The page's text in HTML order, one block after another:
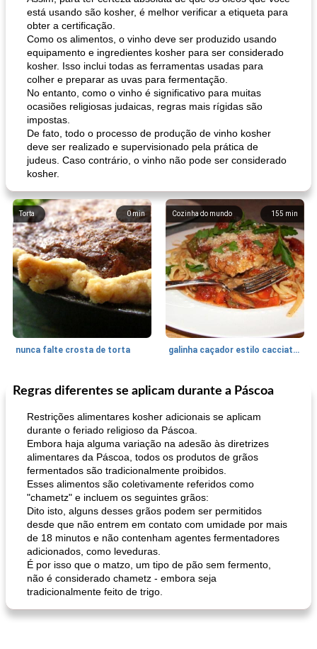
está usando são kosher, é melhor verificar a etiqueta para
obter a certificação.
Como os alimentos, o vinho deve ser produzido usando
equipamento e ingredientes kosher para ser considerado
kosher. Isso inclui todas as ferramentas usadas para
colher e preparar as uvas para fermentação.
No entanto, como o vinho é significativo para muitas
ocasiões religiosas judaicas, regras mais rígidas são
impostas.
De fato, todo o processo de produção de vinho kosher
deve ser realizado e supervisionado pela prática de
judeus. Caso contrário, o vinho não pode ser considerado
kosher.
0min
Torta
nunca falte crosta de torta
155 min
Cozinha do mundo
galinha caçador estilo cacciatore
1470 min
Feriados e Eventos
queijo festivo mergulho 'slaw'
Punch Beverage
perfurador de romã temperada
Regras diferentes se aplicam durante a Páscoa
Restrições alimentares kosher adicionais se aplicam
durante o feriado religioso da Páscoa.
Embora haja alguma variação na adesão às diretrizes
alimentares da Páscoa, todos os produtos de grãos
fermentados são tradicionalmente proibidos.
Esses alimentos são coletivamente referidos como
"chametz" e incluem os seguintes grãos:
Dito isto, alguns desses grãos podem ser permitidos
desde que não entrem em contato com umidade por mais
de 18 minutos e não contenham agentes fermentadores
adicionados, como leveduras.
É por isso que o matzo, um tipo de pão sem fermento,
não é considerado chametz - embora seja
tradicionalmente feito de trigo.